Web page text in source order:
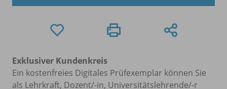
Exklusiver Kundenkreis
Ein kostenfreies Digitales Prüfexemplar können Sie
als Lehrkraft, Dozent/-in, Universitätslehrende/-r